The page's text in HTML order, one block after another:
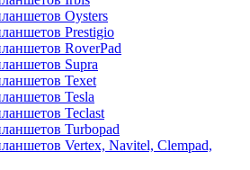
Oysters
Prestigio
RoverPad
Supra
Texet
Tesla
Teclast
Turbopad
Vertex, Navitel, Clempad,